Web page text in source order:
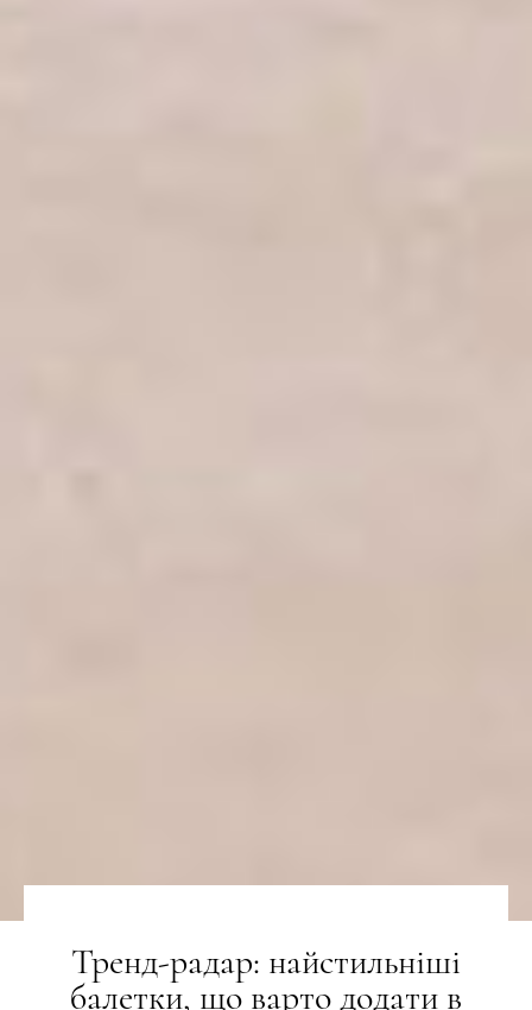
Тренд-радар: найстильніші
балетки, що варто додати в